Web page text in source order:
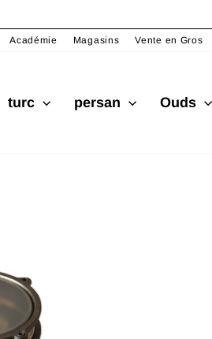
Académie Magasins Vente en Gros
turc persan Ouds